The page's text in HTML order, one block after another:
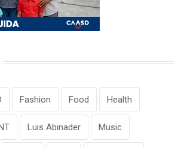
Fashion Food Health
Luis Abinader Music